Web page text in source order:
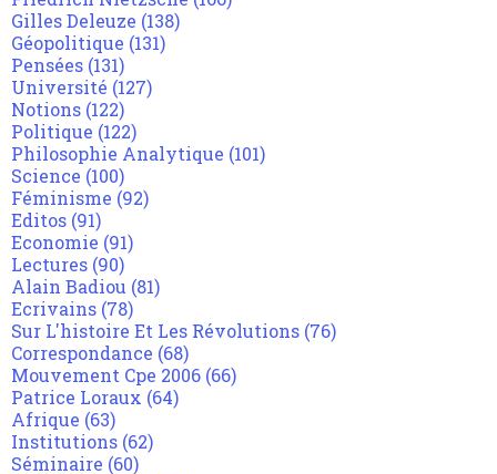
Gilles Deleuze (138)
Géopolitique (131)
Pensées (131)
Université (127)
Notions (122)
Politique (122)
Philosophie Analytique (101)
Science (100)
Féminisme (92)
Editos (91)
Economie (91)
Lectures (90)
Alain Badiou (81)
Ecrivains (78)
Sur L'histoire Et Les Révolutions (76)
Correspondance (68)
Mouvement Cpe 2006 (66)
Patrice Loraux (64)
Afrique (63)
Institutions (62)
Séminaire (60)